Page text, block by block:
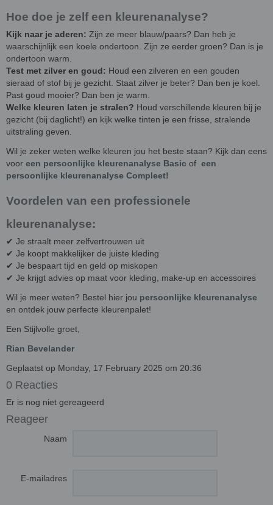
Hoe doe je zelf een kleurenanalyse?
Kijk naar je aderen: Zijn ze meer blauw/paars? Dan heb je
waarschijnlijk een koele ondertoon. Zijn ze eerder groen? Dan is je
ondertoon warm.
Test met zilver en goud: Houd een zilveren en een gouden
sieraad of stof bij je gezicht. Staat zilver je beter? Dan ben je koel.
Past goud mooier? Dan ben je warm.
Welke kleuren laten je stralen? Houd verschillende kleuren bij je
gezicht (bij daglicht!) en kijk welke tinten je een frisse, stralende
uitstraling geven.
Wil je zeker weten welke kleuren jou het beste staan? Kijk dan eens
voor een persoonlijke kleurenanalyse Basic of een
persoonlijke kleurenanalyse Compleet!
Voordelen van een professionele
kleurenanalyse:
✔ Je straalt meer zelfvertrouwen uit
✔ Je koopt makkelijker de juiste kleding
✔ Je bespaart tijd en geld op miskopen
✔ Je krijgt advies op maat voor kleding, make-up en accessoires
Wil je meer weten? Bestel hier jou persoonlijke kleurenanalyse
en ontdek jouw perfecte kleurenpalet!
Een Stijlvolle groet,
Rian Bevelander
Geplaatst op Monday, 17 February 2025 om 20:36
0 Reacties
Er is nog niet gereageerd
Reageer
Naam
E-mailadres